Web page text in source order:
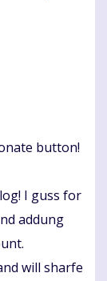
button!
I guss for
addung
will sharfe